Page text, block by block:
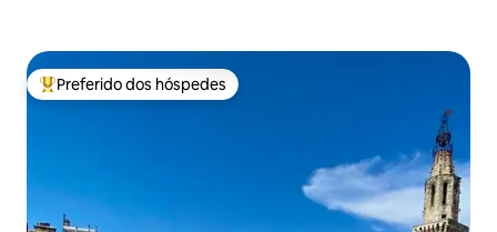
Entre os melhores preferidos dos hóspedes
Preferido dos hóspedes